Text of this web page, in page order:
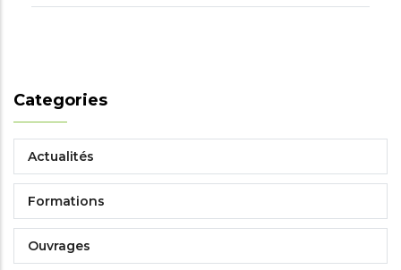
Categories
Actualités
Formations
Ouvrages